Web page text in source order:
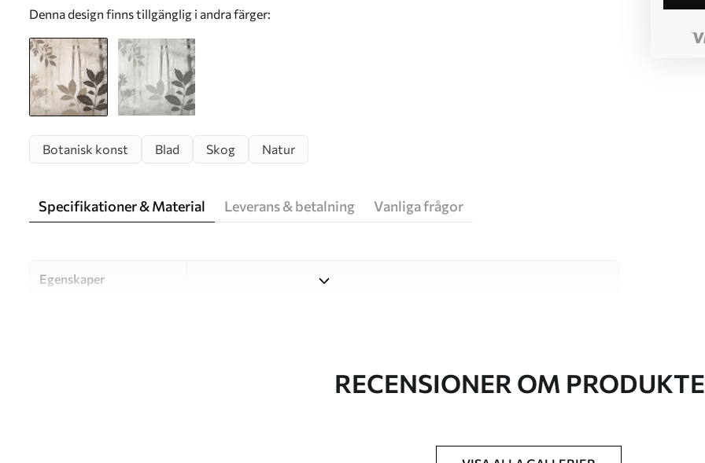
Denna design finns tillgänglig i andra färger:
Botanisk konst Blad Skog Natur
Specifikationer & Material Leverans & betalning Vanliga frågor
Egenskaper
RECENSIONER OM